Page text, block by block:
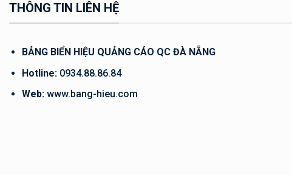
THÔNG TIN LIÊN HỆ
BẢNG BIỂN HIỆU QUẢNG CÁO QC ĐÀ NẴNG
Hotline:0934.88.86.84
Web:www.bang-hieu.com